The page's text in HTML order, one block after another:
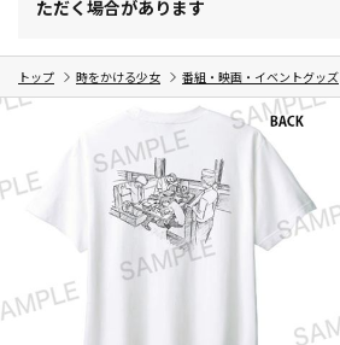
ただく場合があります
トップ 時をかける少女 番組・映画・イベントグッズ